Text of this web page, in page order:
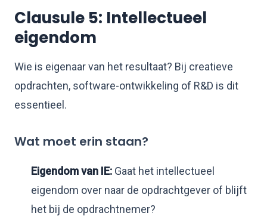
Clausule 5: Intellectueel
eigendom
Wie is eigenaar van het resultaat? Bij creatieve
opdrachten, software-ontwikkeling of R&D is dit
essentieel.
Wat moet erin staan?
Eigendom van IE: Gaat het intellectueel
eigendom over naar de opdrachtgever of blijft
het bij de opdrachtnemer?